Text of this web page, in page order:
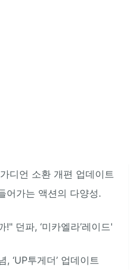
디언 소환 개편 업데이트
어가는 액션의 다양성.
던파, ‘미카엘라’레이드'
, ‘UP투게더’ 업데이트